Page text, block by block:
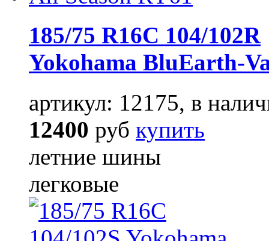
185/75 R16C 104/102R
Yokohama BluEarth-
артикул: 12175, в
12400 руб купить
летние шины
легковые